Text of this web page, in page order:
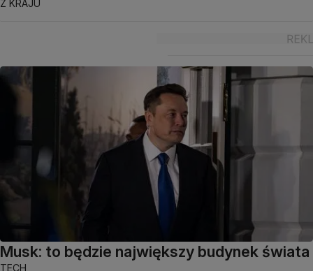
Z KRAJU
Musk: to będzie największy budynek świata
TECH